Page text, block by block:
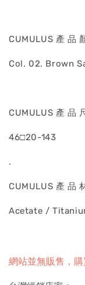
CUMULUS 產 品
Col. 02. Brown
CUMULUS 產 品
46□20-143
.
CUMULUS 產 品
Acetate /
網站並無販售，